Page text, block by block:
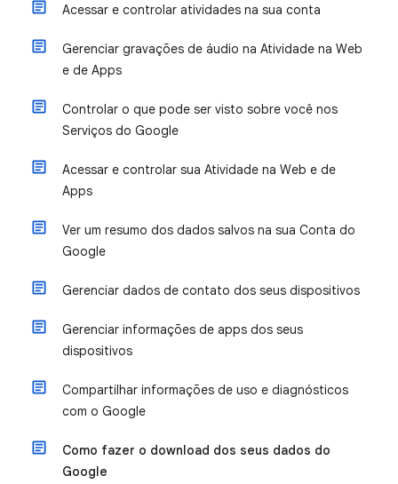
Acessar e controlar atividades na sua conta
Gerenciar gravações de áudio na Atividade na Web
e de Apps
Controlar o que pode ser visto sobre você nos
Serviços do Google
Acessar e controlar sua Atividade na Web e de
Apps
Ver um resumo dos dados salvos na sua Conta do
Google
Gerenciar dados de contato dos seus dispositivos
Gerenciar informações de apps dos seus
dispositivos
Compartilhar informações de uso e diagnósticos
com o Google
Como fazer o download dos seus dados do
Google